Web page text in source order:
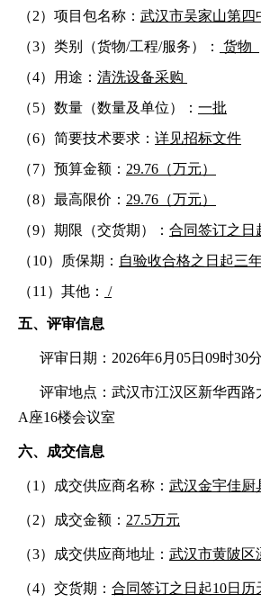
（2）项目包名称： 武汉市吴家山第四
（3）类别（货物/工程/服务）：
货物
（4）用途： 清洗设备采购
（5）数量（数量及单位）： 一批
（6）简要技术要求： 详见招标文件
（7） 预算金额： 29.76 （万元）
（8）最高限价： 29.76 （万元）
（9）期限（交货期）： 合同签订之日
（10）质保期： 自验收合格之日起三
（11 ） 其他： /
五、评审信息
评审日期： 2026年6月 05日 09时30分
评审地点： 武汉市江汉区新华西路
A座16楼会议室
六、成交信息
（1 ）成交供应商名称： 武汉金宇佳厨
（2）成交金额： 27.5万元
（3）成交供应商地址： 武汉市黄陂区
（4） 交货期 ： 合同签订之日起10日历